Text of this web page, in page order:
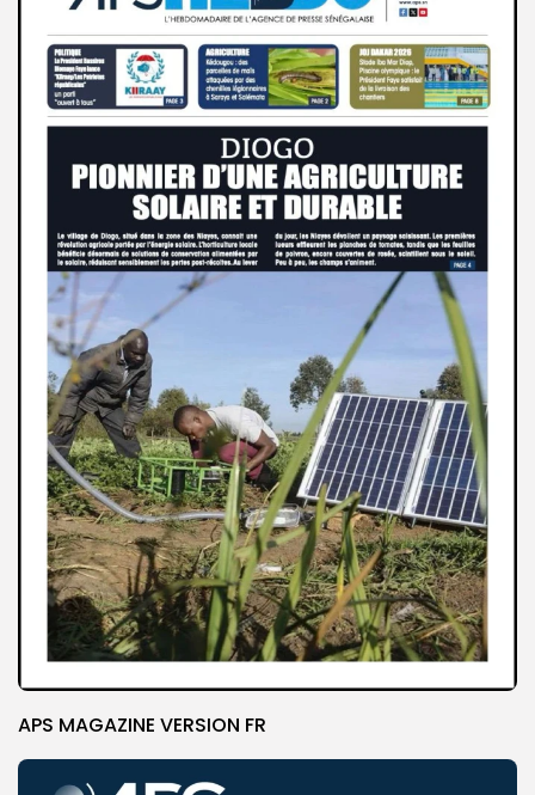
APS MAGAZINE VERSION FR